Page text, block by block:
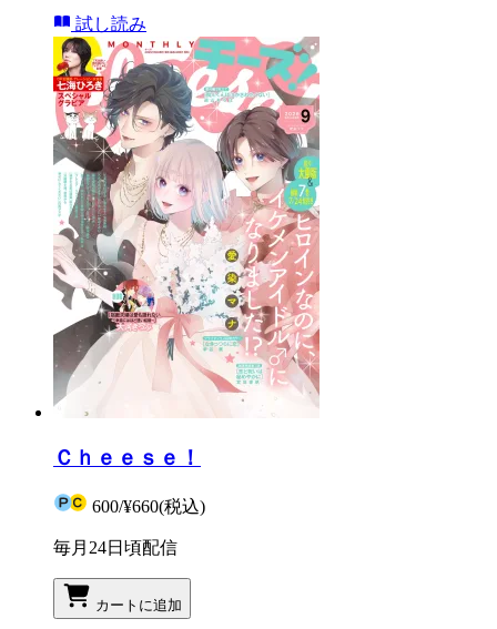
試し読み
Ｃｈｅｅｓｅ！
600/¥660(税込)
毎月24日頃配信
カートに追加